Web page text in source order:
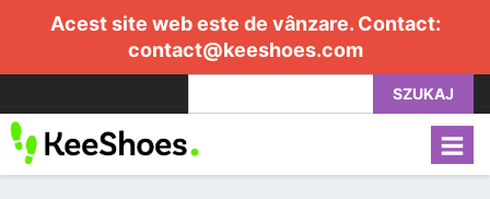
Acest site web este de vânzare. Contact:
contact@keeshoes.com
SZUKAJ